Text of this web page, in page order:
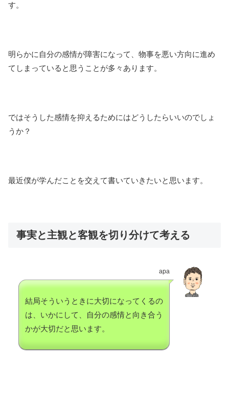
す。
明らかに自分の感情が障害になって、物事を悪い方向に進め
てしまっていると思うことが多々あります。
ではそうした感情を抑えるためにはどうしたらいいのでしょ
うか？
最近僕が学んだことを交えて書いていきたいと思います。
事実と主観と客観を切り分けて考える
apa
結局そういうときに大切になってくるの
は、いかにして、自分の感情と向き合う
かが大切だと思います。